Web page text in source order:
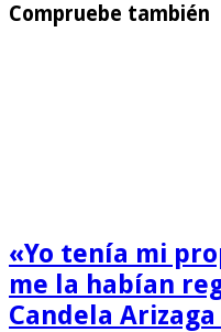
Compruebe también
«Yo tenía mi
me la habían
Candela